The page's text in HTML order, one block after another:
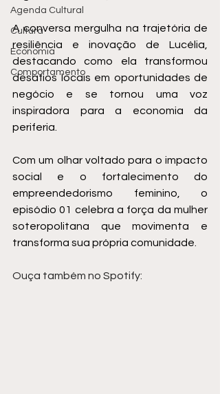
Agenda Cultural
Cultura
Economia
Comportamento
A conversa mergulha na trajetória de
resiliência e inovação de Lucélia,
destacando como ela transformou
desafios locais em oportunidades de
negócio e se tornou uma voz
inspiradora para a economia da
periferia.
Com um olhar voltado para o impacto
social e o fortalecimento do
empreendedorismo feminino, o
episódio 01 celebra a força da mulher
soteropolitana que movimenta e
transforma sua própria comunidade.
Ouça também no Spotify: